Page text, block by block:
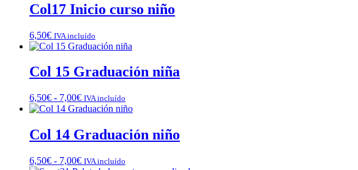
Col17 Inicio curso niño
6,50€ IVA incluído
Col 15 Graduación niña
6,50€ - 7,00€Rango
de
desde
6,50€
7,00€
IVA incluído
Col 14 Graduación niño
6,50€ - 7,00€Rango
IVA incluído